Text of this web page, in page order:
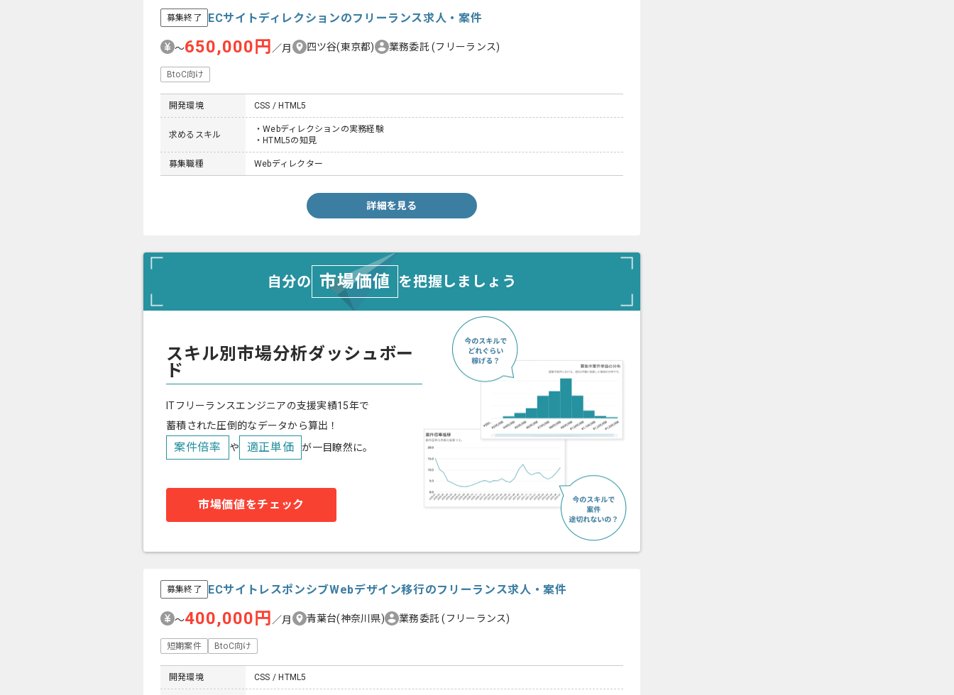
募集終了 ECサイトディレクションのフリーランス求人・案件
〜650,000円 ／月 四ツ谷(東京都) 業務委託(フリーランス)
BtoC向け
開発環境 CSS / HTML5
求めるスキル
・Webディレクションの実務経験
・HTML5の知見
募集職種 Webディレクター
詳細を見る
自分の 市場価値 を把握しましょう
スキル別市場分析ダッシュボー
ド
ITフリーランスエンジニアの支援実績15年で
蓄積された圧倒的なデータから算出！
案件倍率 や 適正単価 が一目瞭然に。
市場価値をチェック
募集終了 ECサイトレスポンシブWebデザイン移行のフリーランス求人・案件
〜400,000円 ／月 青葉台(神奈川県) 業務委託(フリーランス)
短期案件 BtoC向け
開発環境 CSS / HTML5